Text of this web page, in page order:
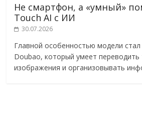
Не смартфон, а «умный»
Touch AI с ИИ
30.07.2026
Главной особенностью модели
Doubao, который умеет переводить
изображения и организовывать